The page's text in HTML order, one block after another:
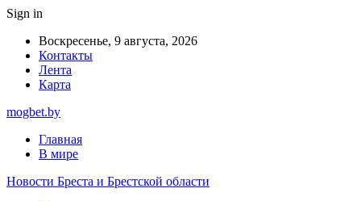
Sign in
Воскресенье, 9 августа, 2026
Контакты
Лента
Карта
mogbet.by
Главная
В мире
Новости Бреста и Брестской области